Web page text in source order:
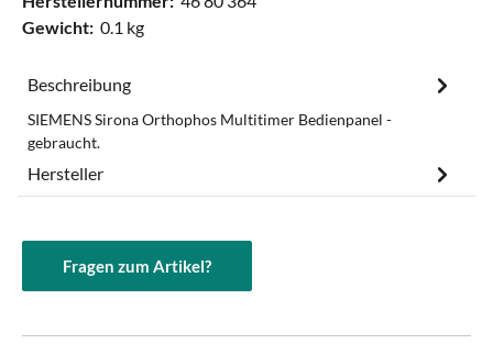
Gewicht: 0.1 kg
Beschreibung
SIEMENS Sirona Orthophos Multitimer Bedienpanel -
gebraucht.
Hersteller
Fragen zum Artikel?